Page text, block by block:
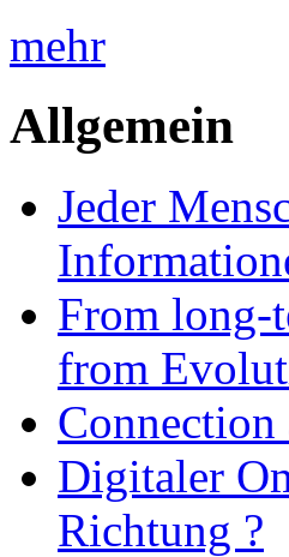
mehr
Allgemein
Jeder
From long-
from
Digitaler
Richtung ?